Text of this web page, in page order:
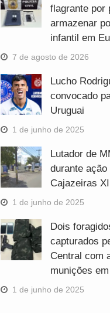
flagrante por
armazenar
infantil em
7 de agosto de 2026
Lucho
convocado
Uruguai
1 de junho de 2025
Lutador de
durante
Cajazeiras XI
1 de junho de 2025
Dois
capturados
Central com
munições
1 de junho de 2025